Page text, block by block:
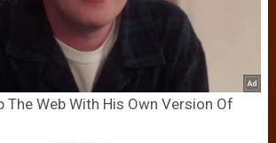
The Web With His Own Version Of